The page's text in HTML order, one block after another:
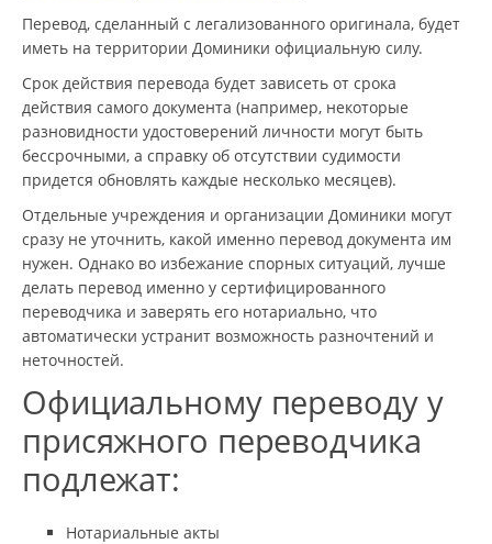
Перевод, сделанный с легализованного оригинала, будет
иметь на территории Доминики официальную силу.
Срок действия перевода будет зависеть от срока
действия самого документа (например, некоторые
разновидности удостоверений личности могут быть
бессрочными, а справку об отсутствии судимости
придется обновлять каждые несколько месяцев).
Отдельные учреждения и организации Доминики могут
сразу не уточнить, какой именно перевод документа им
нужен. Однако во избежание спорных ситуаций, лучше
делать перевод именно у сертифицированного
переводчика и заверять его нотариально, что
автоматически устранит возможность разночтений и
неточностей.
Официальному переводу у
присяжного переводчика
подлежат:
Нотариальные акты